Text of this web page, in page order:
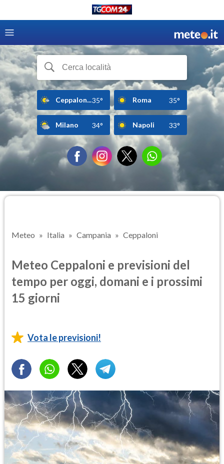
Ceppalon...35° Roma 35°
Milano 34° Napoli 33°
Meteo Italia Campania Ceppaloni
Meteo Ceppaloni e previsioni del
tempo per oggi, domani e i prossimi
15 giorni
Vota le previsioni!